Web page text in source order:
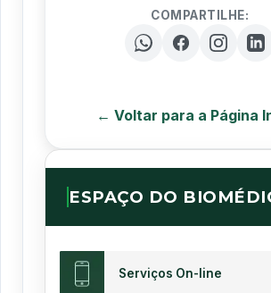
COMPARTILHE:
← Voltar para a Página
ESPAÇO DO
Serviços On-line